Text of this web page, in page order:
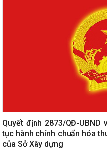
Quyết định 2873/QĐ-
tục hành chính chuẩn hóa
của Sở Xây dựng